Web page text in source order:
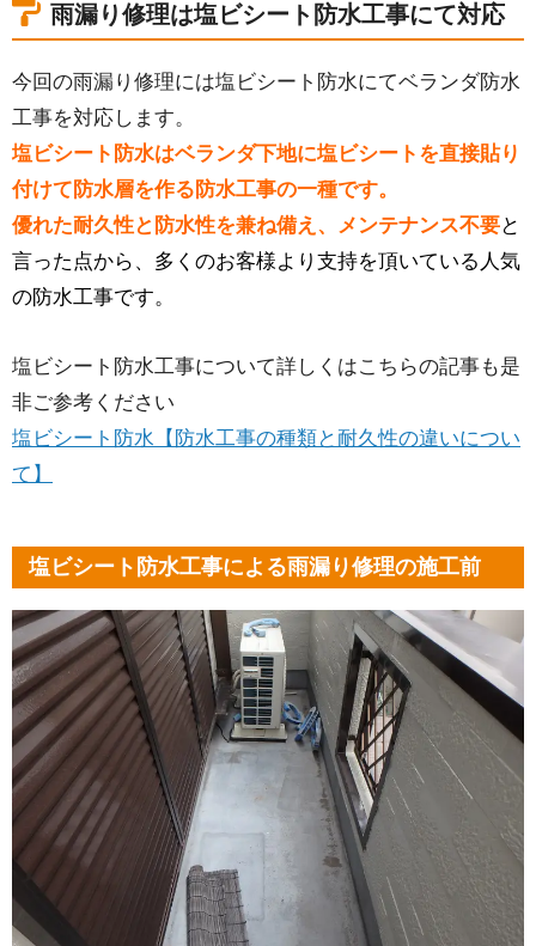
雨漏り修理は塩ビシート防水工事にて対応
今回の雨漏り修理には塩ビシート防水にてベランダ防水
工事を対応します。
塩ビシート防水はベランダ下地に塩ビシートを直接貼り
付けて防水層を作る防水工事の一種です。
優れた耐久性と防水性を兼ね備え、メンテナンス不要と
言った点から、多くのお客様より支持を頂いている人気
の防水工事です。
塩ビシート防水工事について詳しくはこちらの記事も是
非ご参考ください
塩ビシート防水【防水工事の種類と耐久性の違いについ
て】
塩ビシート防水工事による雨漏り修理の施工前